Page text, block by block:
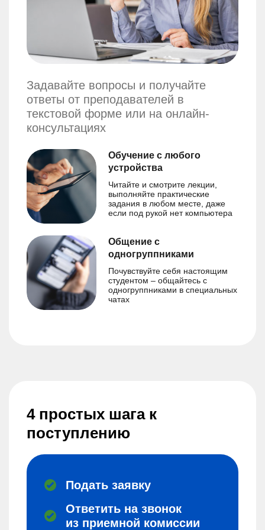
Задавайте вопросы и получайте
ответы от преподавателей в
текстовой форме или на онлайн-
консультациях
Обучение с любого
устройства
Читайте и смотрите лекции,
выполняйте практические
задания в любом месте, даже
если под рукой нет компьютера
Общение с
одногруппниками
Почувствуйте себя настоящим
студентом – общайтесь с
одногруппниками в специальных
чатах
4 простых шага к
поступлению
Подать заявку
Ответить на звонок
из приемной комиссии